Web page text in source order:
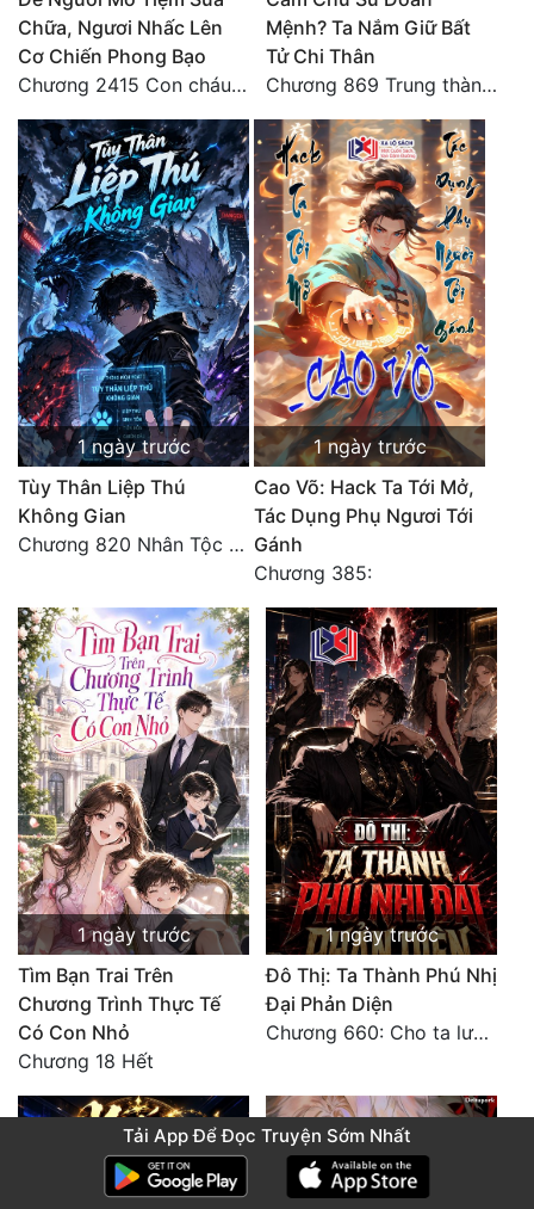
Chữa, Ngươi Nhấc Lên
Cơ Chiến Phong Bạo
Chương 2415 Con cháu bất hiếu!! Mời cùng lên đường!!
Mệnh? Ta Nắm Giữ Bất
Tử Chi Thân
Chương 869 Trung thành tuyệt đối
1 ngày trước
Tùy Thân Liệp Thú
Không Gian
Chương 820 Nhân Tộc có thiên kiêu
1 ngày trước
Cao Võ: Hack Ta Tới Mở,
Tác Dụng Phụ Ngươi Tới
Gánh
Chương 385:
1 ngày trước
Tìm Bạn Trai Trên
Chương Trình Thực Tế
Có Con Nhỏ
Chương 18 Hết
1 ngày trước
Đô Thị: Ta Thành Phú Nhị
Đại Phản Diện
Chương 660: Cho ta lưu lại
Tải App Để Đọc Truyện Sớm Nhất